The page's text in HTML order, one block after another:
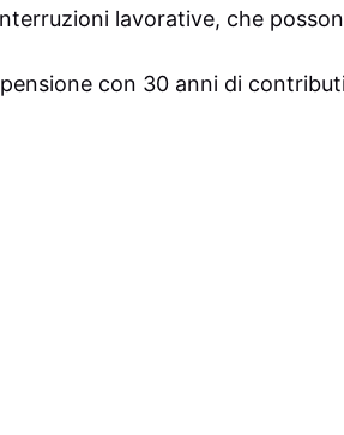
lavorative, che
con 30 anni di